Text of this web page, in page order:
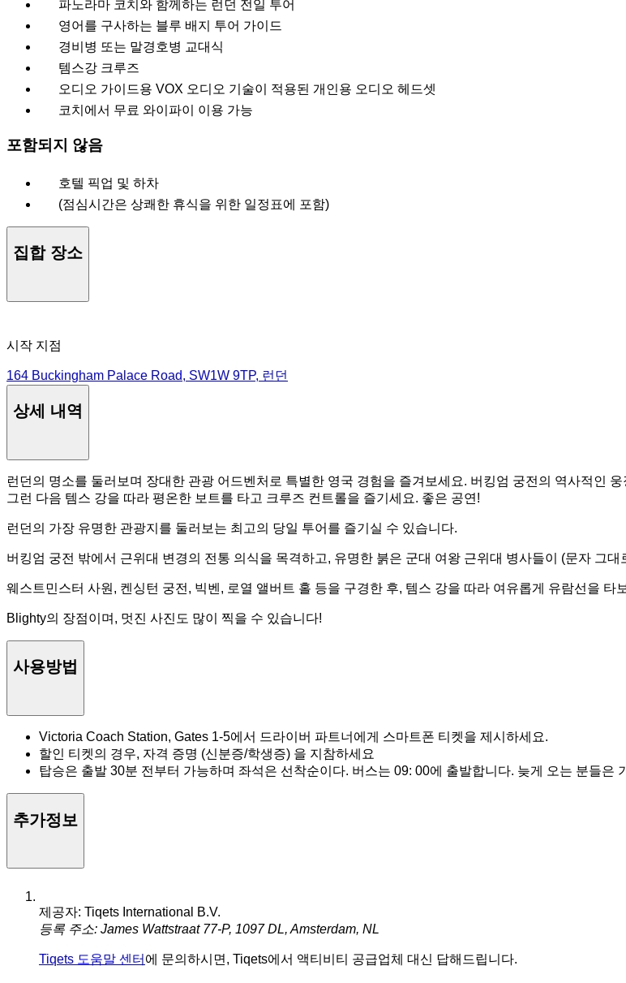
파노라마 코치와 함께하는 런던 전일 투어
영어를 구사하는 블루 배지 투어 가이드
경비병 또는 말경호병 교대식
템스강 크루즈
오디오 가이드용 VOX 오디오 기술이 적용된 개인용 오디오 헤드셋
코치에서 무료 와이파이 이용 가능
포함되지 않음
호텔 픽업 및 하차
(점심시간은 상쾌한 휴식을 위한 일정표에 포함)
집합 장소
시작 지점
164 Buckingham Palace Road, SW1W 9TP, 런던
상세 내역
런던의 명소를 둘러보며 장대한 관광 어드벤처로 특별한 영국 경험을 즐겨보세요. 버킹엄 궁전의 역사적인
그런 다음 템스 강을 따라 평온한 보트를 타고 크루즈 컨트롤을 즐기세요. 좋은 공연!
런던의 가장 유명한 관광지를 둘러보는 최고의 당일 투어를 즐기실 수 있습니다.
버킹엄 궁전 밖에서 근위대 변경의 전통 의식을 목격하고, 유명한 붉은 군대 여왕 근위대 병사들이 (문자 그대
웨스트민스터 사원, 켄싱턴 궁전, 빅벤, 로열 앨버트 홀 등을 구경한 후, 템스 강을 따라 여유롭게 유람선을 타
Blighty의 장점이며, 멋진 사진도 많이 찍을 수 있습니다!
사용방법
Victoria Coach Station, Gates 1-5에서 드라이버 파트너에게 스마트폰 티켓을 제시하세요.
할인 티켓의 경우, 자격 증명 (신분증/학생증) 을 지참하세요
탑승은 출발 30분 전부터 가능하며 좌석은 선착순이다. 버스는 09: 00에 출발합니다. 늦게 오는 분들은
추가정보
제공자: Tiqets International B.V.
등록 주소: James Wattstraat 77-P, 1097 DL, Amsterdam, NL
Tiqets 도움말 센터 에 문의하시면, Tiqets에서 액티비티 공급업체 대신 답해드립니다.